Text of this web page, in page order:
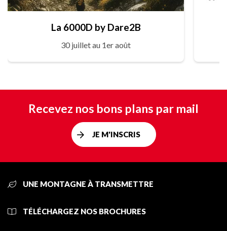
La 6000D by Dare2B
30 juillet au 1er août
Recevez nos bons plans par mail
JE M'INSCRIS
UNE MONTAGNE À TRANSMETTRE
TÉLÉCHARGEZ NOS BROCHURES